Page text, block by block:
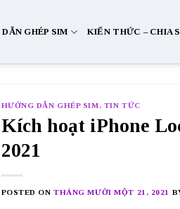
GHÉP SIM KIẾN THỨC – CHIA
HƯỚNG DẪN GHÉP SIM, TIN TỨC
Kích hoạt iPhone
2021
POSTED ONTHÁNG MƯỜI MỘT 21, 2021